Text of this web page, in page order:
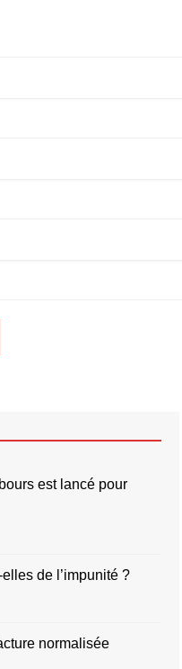
est lancé pour
de l’impunité ?
normalisée